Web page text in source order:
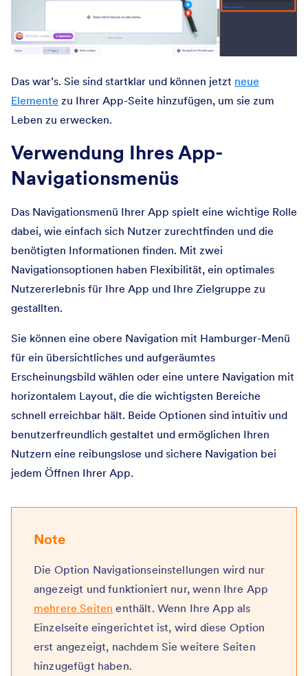
Das war’s. Sie sind startklar und können jetzt neue
Elemente zu Ihrer App-Seite hinzufügen, um sie zum
Leben zu erwecken.
Verwendung Ihres App-
Navigationsmenüs
Das Navigationsmenü Ihrer App spielt eine wichtige Rolle
dabei, wie einfach sich Nutzer zurechtfinden und die
benötigten Informationen finden. Mit zwei
Navigationsoptionen haben Flexibilität, ein optimales
Nutzererlebnis für Ihre App und Ihre Zielgruppe zu
gestallten.
Sie können eine obere Navigation mit Hamburger-Menü
für ein übersichtliches und aufgeräumtes
Erscheinungsbild wählen oder eine untere Navigation mit
horizontalem Layout, die die wichtigsten Bereiche
schnell erreichbar hält. Beide Optionen sind intuitiv und
benutzerfreundlich gestaltet und ermöglichen Ihren
Nutzern eine reibungslose und sichere Navigation bei
jedem Öffnen Ihrer App.
Note
Die Option Navigationseinstellungen wird nur
angezeigt und funktioniert nur, wenn Ihre App
mehrere Seiten enthält. Wenn Ihre App als
Einzelseite eingerichtet ist, wird diese Option
erst angezeigt, nachdem Sie weitere Seiten
hinzugefügt haben.